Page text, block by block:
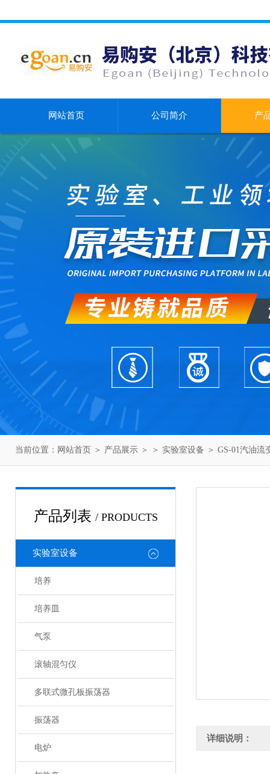
网站首页 公司简介 产
当前位置： 网站首页 ＞ 产品展示 ＞ ＞ 实验室设备 ＞ GS-01汽油流
产品列表 / PRODUCTS
实验室设备
培养
培养皿
气泵
滚轴混匀仪
多联式微孔板振荡器
振荡器
电炉
详细说明：